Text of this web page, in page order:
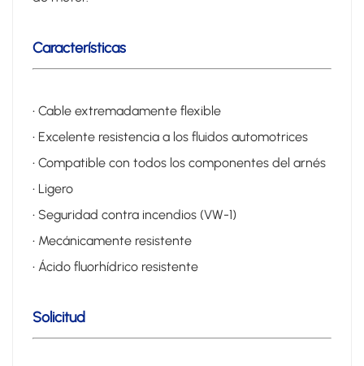
Características
• Cable extremadamente flexible
• Excelente resistencia a los fluidos automotrices
• Compatible con todos los componentes del arnés
• Ligero
• Seguridad contra incendios (VW-1)
• Mecánicamente resistente
• Ácido fluorhídrico resistente
Solicitud